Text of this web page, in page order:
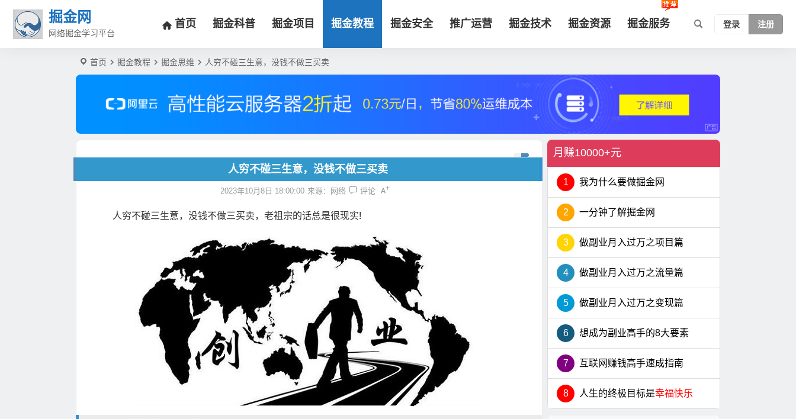
掘金网
网络掘金学习平台
首页 掘金科普 掘金项目 掘金教程 掘金安全 推广运营 掘金技术 掘金资源 掘金服务 登录 注册
首页 掘金教程 掘金思维 人穷不碰三生意，没钱不做三买卖
人穷不碰三生意，没钱不做三买卖
2023年10月8日 18:00:00 来源：网络 评论
人穷不碰三生意，没钱不做三买卖，老祖宗的话总是很现实!
月赚10000+元
1 我为什么要做掘金网
2 一分钟了解掘金网
3 做副业月入过万之项目篇
4 做副业月入过万之流量篇
5 做副业月入过万之变现篇
6 想成为副业高手的8大要素
7 互联网赚钱高手速成指南
8 人生的终极目标是幸福快乐